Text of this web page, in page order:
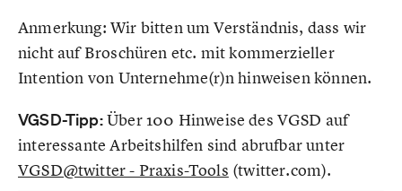
Anmerkung: Wir bitten um Verständnis, dass wir
nicht auf Broschüren etc. mit kommerzieller
Intention von Unternehme(r)n hinweisen können.
VGSD-Tipp:Über 100 Hinweise des VGSD auf
interessante Arbeitshilfen sind abrufbar unter
VGSD@twitter - Praxis-Tools (twitter.com).